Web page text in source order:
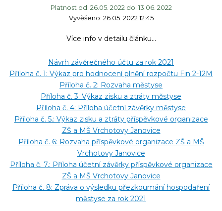
Platnost od: 26.05. 2022 do: 13.06. 2022
Vyvěšeno: 26.05. 2022 12:45
Více info v detailu článku...
Návrh závěrečného účtu za rok 2021
Příloha č. 1: Výkaz pro hodnocení plnění rozpočtu Fin 2-12M
Příloha č. 2: Rozvaha městyse
Příloha č. 3: Výkaz zisku a ztráty městyse
Příloha č. 4: Příloha účetní závěrky městyse
Příloha č. 5.: Výkaz zisku a ztráty příspěvkové organizace
ZŠ a MŠ Vrchotovy Janovice
Příloha č. 6: Rozvaha příspěvkové organizace ZŠ a MŠ
Vrchotovy Janovice
Příloha č. 7.: Příloha účetní závěrky příspěvkové organizace
ZŠ a MŠ Vrchotovy Janovice
Příloha č. 8: Zpráva o výsledku přezkoumání hospodaření
městyse za rok 2021